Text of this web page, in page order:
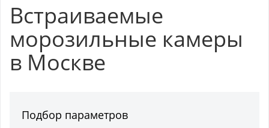
Встраиваемые
морозильные камеры
в Москве
Подбор параметров